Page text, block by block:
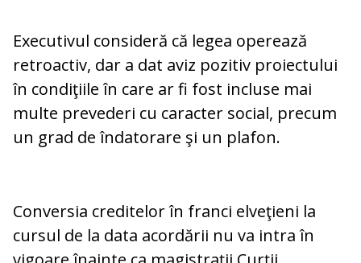
Executivul consideră că legea operează
retroactiv, dar a dat aviz pozitiv proiectului
în condiţiile în care ar fi fost incluse mai
multe prevederi cu caracter social, precum
un grad de îndatorare şi un plafon.
Conversia creditelor în franci elveţieni la
cursul de la data acordării nu va intra în